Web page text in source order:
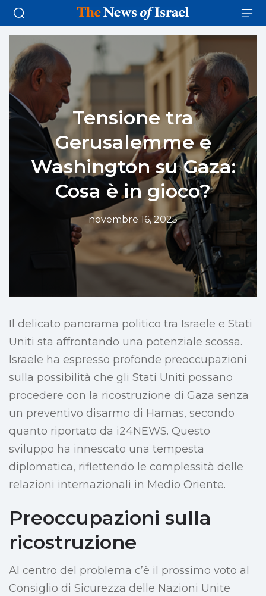
Tensione tra
Gerusalemme e
Washington su Gaza:
Cosa è in gioco?
novembre 16, 2025
Il delicato panorama politico tra Israele e Stati
Uniti sta affrontando una potenziale scossa.
Israele ha espresso profonde preoccupazioni
sulla possibilità che gli Stati Uniti possano
procedere con la ricostruzione di Gaza senza
un preventivo disarmo di Hamas, secondo
quanto riportato da i24NEWS. Questo
sviluppo ha innescato una tempesta
diplomatica, riflettendo le complessità delle
relazioni internazionali in Medio Oriente.
Preoccupazioni sulla
ricostruzione
Al centro del problema c’è il prossimo voto al
Consiglio di Sicurezza delle Nazioni Unite